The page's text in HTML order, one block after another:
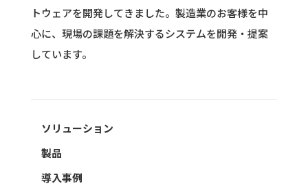
トウェアを開発してきました。 製造業のお客様を中
心に、現場の課題を解決するシステムを開発・提案
しています。
ソリューション
製品
導入事例